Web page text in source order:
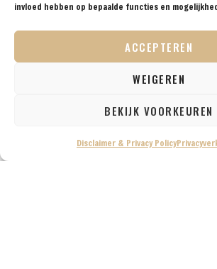
invloed hebben op bepaalde functies en
ACCEPTEREN
WEIGEREN
BEKIJK VOORKEUREN
Disclaimer & Privacy Policy